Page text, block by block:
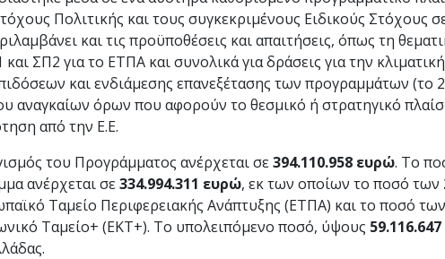
Πολιτικής και τους συγκεκριμένους Ειδικούς Στόχους
και τις προϋποθέσεις και απαιτήσεις, όπως τη
ΣΠ2 για το ΕΤΠΑ και συνολικά για δράσεις για την
και ενδιάμεσης επανεξέτασης των προγραμμάτων (το
αναγκαίων όρων που αφορούν το θεσμικό ή στρατηγικό
από την Ε.Ε.
του Προγράμματος ανέρχεται σε394.110.958 ευρώ. Το
ανέρχεται σε334.994.311 ευρώ, εκ των οποίων το ποσό των
Ταμείο Περιφερειακής Ανάπτυξης (ΕΤΠΑ) και το ποσό των
Ταμείο+ (ΕKΤ+). Το υπολειπόμενο ποσό, ύψους